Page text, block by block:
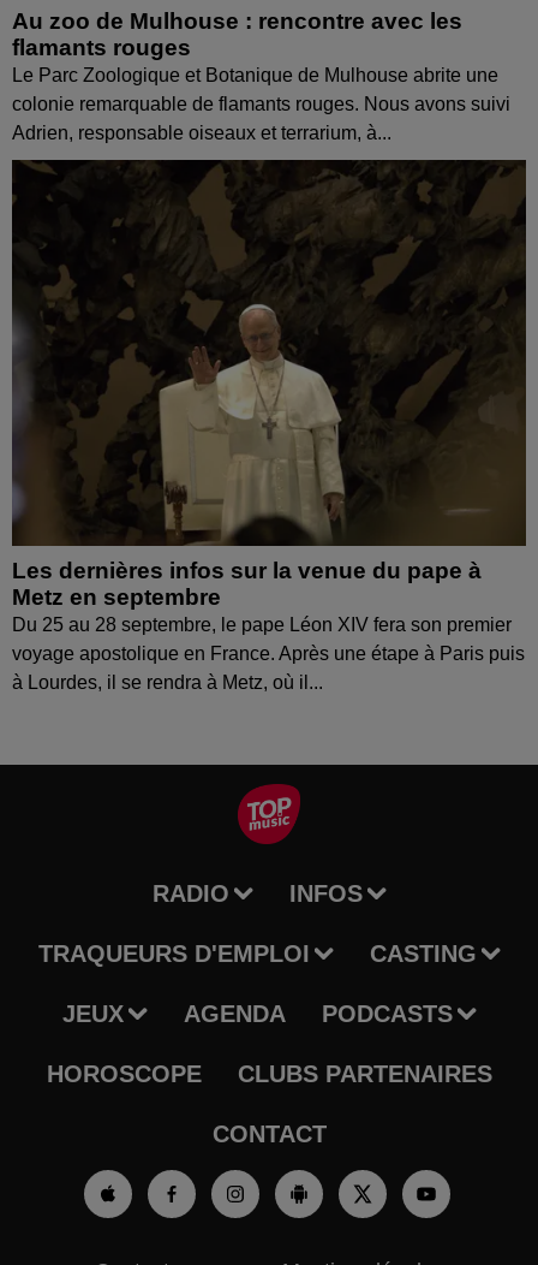
Au zoo de Mulhouse : rencontre avec les
flamants rouges
Le Parc Zoologique et Botanique de Mulhouse abrite une
colonie remarquable de flamants rouges. Nous avons suivi
Adrien, responsable oiseaux et terrarium, à...
Les dernières infos sur la venue du pape à
Metz en septembre
Du 25 au 28 septembre, le pape Léon XIV fera son premier
voyage apostolique en France. Après une étape à Paris puis
à Lourdes, il se rendra à Metz, où il...
RADIO INFOS
TRAQUEURS D'EMPLOI CASTING
JEUX AGENDA PODCASTS
HOROSCOPE CLUBS PARTENAIRES
CONTACT